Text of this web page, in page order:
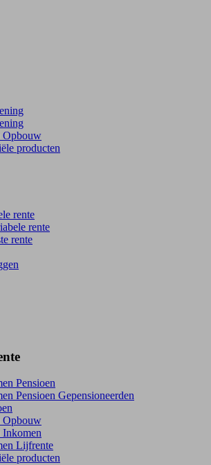
Opbouw
producten
rente
rente
rente
Pensioen
Pensioen Gepensioneerden
Opbouw
Inkomen
Lijfrente
producten